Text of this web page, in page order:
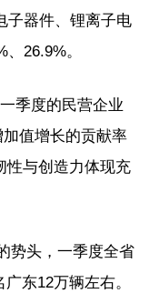
子器件、锂离子电
26.9%。
季度的民营企业
值增长的贡献率
性与创造力体现充
势头，一季度全省
东12万辆左右。